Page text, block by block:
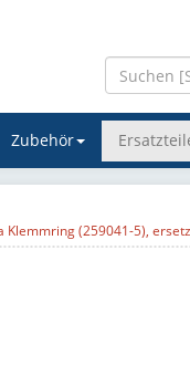
Zubehör
Klemmring (259041-5),